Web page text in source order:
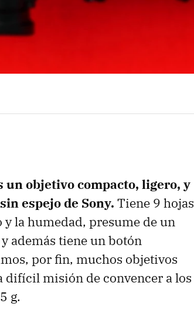
un objetivo compacto, ligero, y
espejo de Sony. Tiene 9 hojas
la humedad, presume de un
además tiene un botón
por fin, muchos objetivos
difícil misión de convencer a los
g.